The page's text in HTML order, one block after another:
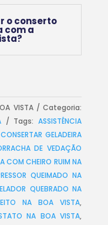
o conserto
com a
VISTA
Categoria:
Tags:ASSISTÊNCIA
CONSERTAR GELADEIRA
DE VEDAÇÃO
COM CHEIRO RUIM NA
QUEIMADO NA
QUEBRADO NA
NA BOA VISTA,
NA BOA VISTA,